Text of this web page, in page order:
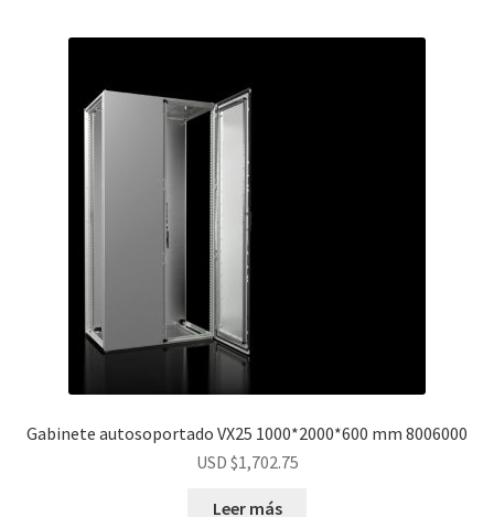
Gabinete autosoportado VX25 1000*2000*600 mm 8006000
USD $1,702.75
Leer más